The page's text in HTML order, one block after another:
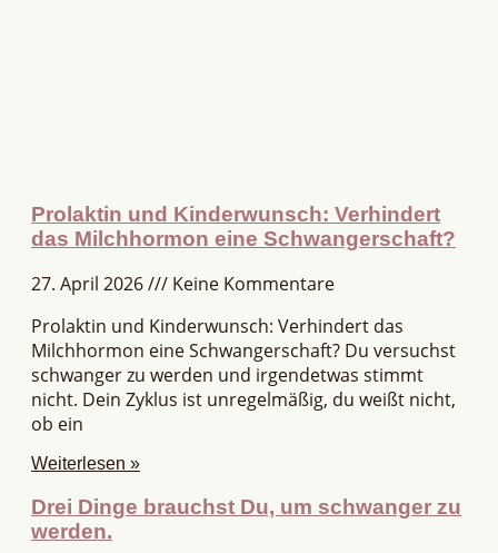
Prolaktin und Kinderwunsch: Verhindert
das Milchhormon eine Schwangerschaft?
27. April 2026
Keine Kommentare
Prolaktin und Kinderwunsch: Verhindert das
Milchhormon eine Schwangerschaft? Du versuchst
schwanger zu werden und irgendetwas stimmt
nicht. Dein Zyklus ist unregelmäßig, du weißt nicht,
ob ein
Weiterlesen »
Drei Dinge brauchst Du, um schwanger zu
werden.